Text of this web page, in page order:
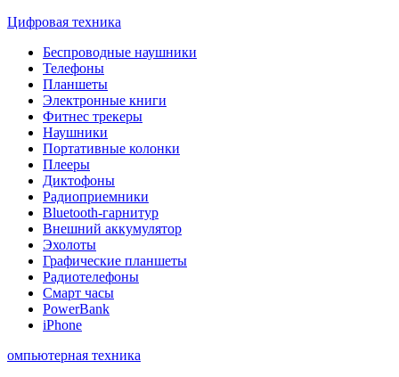
Цифровая техника
Беспроводные наушники
Телефоны
Планшеты
Электронные книги
Фитнес трекеры
Наушники
Портативные колонки
Плееры
Диктофоны
Радиоприемники
Bluetooth-гарнитур
Внешний аккумулятор
Эхолоты
Графические планшеты
Радиотелефоны
Смарт часы
PowerBank
iPhone
омпьютерная техника